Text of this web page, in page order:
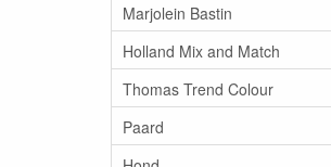
Marjolein Bastin
Holland Mix and Match
Thomas Trend Colour
Paard